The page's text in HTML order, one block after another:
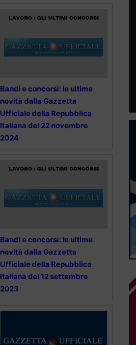
Bandi e concorsi: le ultime
novità dalla Gazzetta
Ufficiale della Repubblica
Italiana del 22 novembre
2024
Bandi e concorsi: le ultime
novità dalla Gazzetta
Ufficiale della Repubblica
Italiana del 12 settembre
2023